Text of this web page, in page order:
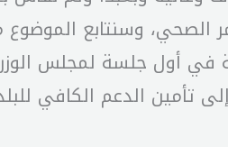
وسنتابع الموضوع
تأمين الدعم الكافي